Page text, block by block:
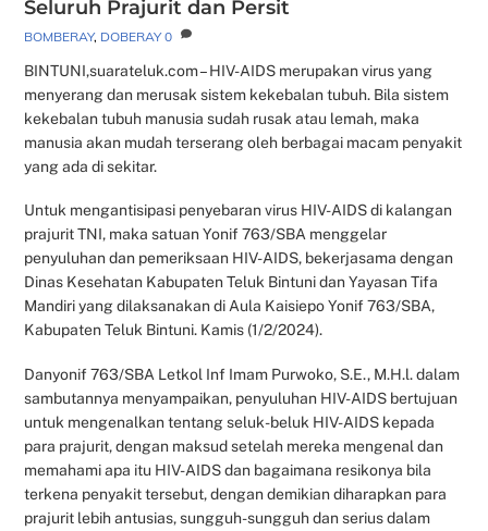
Seluruh Prajurit dan Persit
BOMBERAY, DOBERAY 0
BINTUNI,suarateluk.com – HIV-AIDS merupakan virus yang
menyerang dan merusak sistem kekebalan tubuh. Bila sistem
kekebalan tubuh manusia sudah rusak atau lemah, maka
manusia akan mudah terserang oleh berbagai macam penyakit
yang ada di sekitar.
Untuk mengantisipasi penyebaran virus HIV-AIDS di kalangan
prajurit TNI, maka satuan Yonif 763/SBA menggelar
penyuluhan dan pemeriksaan HIV-AIDS, bekerjasama dengan
Dinas Kesehatan Kabupaten Teluk Bintuni dan Yayasan Tifa
Mandiri yang dilaksanakan di Aula Kaisiepo Yonif 763/SBA,
Kabupaten Teluk Bintuni. Kamis (1/2/2024).
Danyonif 763/SBA Letkol Inf Imam Purwoko, S.E., M.H.l. dalam
sambutannya menyampaikan, penyuluhan HIV-AIDS bertujuan
untuk mengenalkan tentang seluk-beluk HIV-AIDS kepada
para prajurit, dengan maksud setelah mereka mengenal dan
memahami apa itu HIV-AIDS dan bagaimana resikonya bila
terkena penyakit tersebut, dengan demikian diharapkan para
prajurit lebih antusias, sungguh-sungguh dan serius dalam